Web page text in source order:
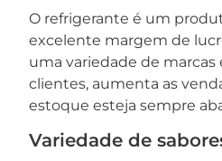
O refrigerante é um
excelente margem de
uma variedade de marcas
clientes, aumenta as
estoque esteja sempre
Variedade de